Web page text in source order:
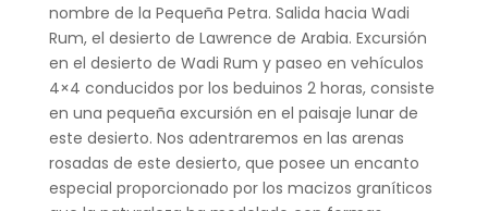
nombre de la Pequeña Petra. Salida hacia Wadi
Rum, el desierto de Lawrence de Arabia. Excursión
en el desierto de Wadi Rum y paseo en vehículos
4×4 conducidos por los beduinos 2 horas, consiste
en una pequeña excursión en el paisaje lunar de
este desierto. Nos adentraremos en las arenas
rosadas de este desierto, que posee un encanto
especial proporcionado por los macizos graníticos